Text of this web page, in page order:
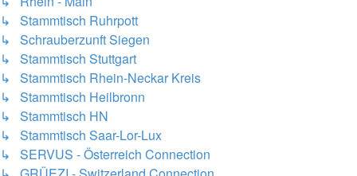
↳ Stammtisch Ruhrpott
↳ Schrauberzunft Siegen
↳ Stammtisch Stuttgart
↳ Stammtisch Rhein-Neckar Kreis
↳ Stammtisch Heilbronn
↳ Stammtisch HN
↳ Stammtisch Saar-Lor-Lux
↳ SERVUS - Österreich Connection